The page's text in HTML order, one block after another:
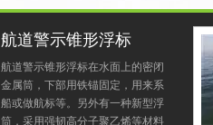
航道警示锥形浮标
航道警示锥形浮标在水面上的密闭
金属筒，下部用铁锚固定，用来系
船或做航标等。另外有一种新型浮
筒，采用强韧高分子聚乙烯等材料